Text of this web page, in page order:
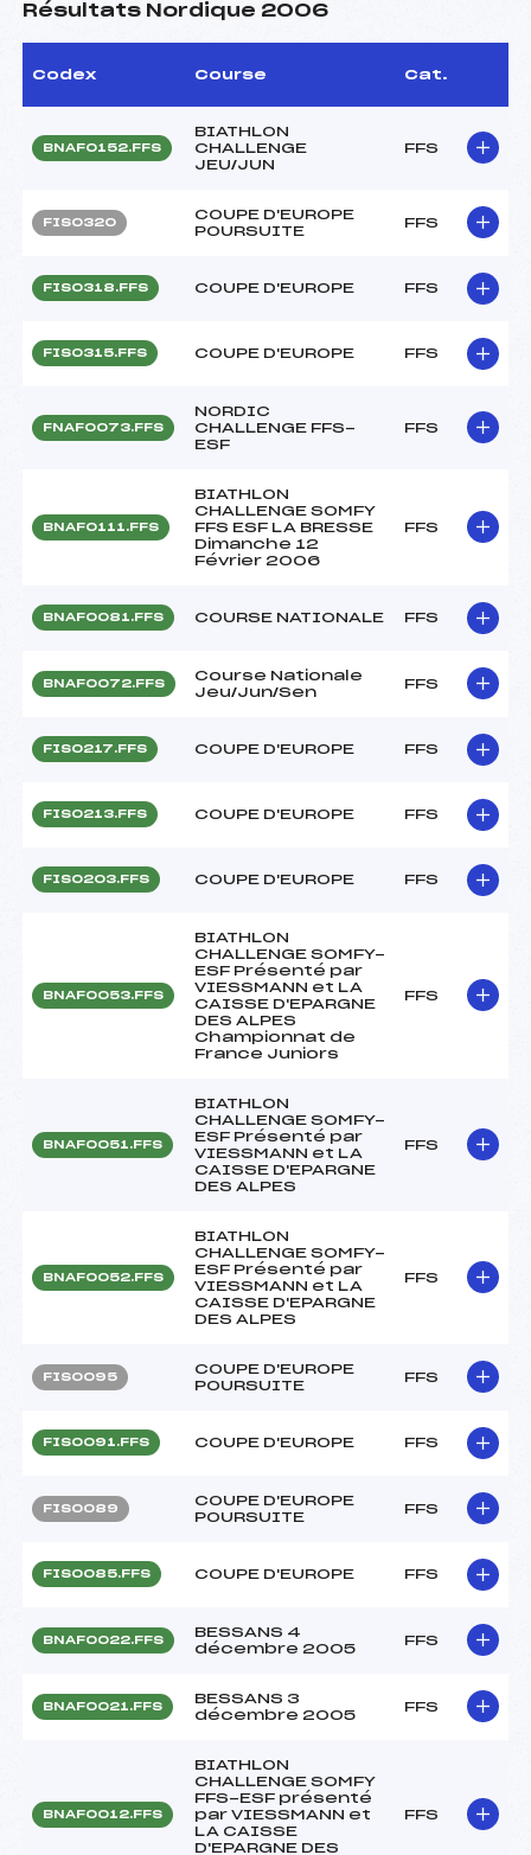
Résultats Nordique 2006
Codex Course Cat.
BNAF0152.FFS
BIATHLON
CHALLENGE
JEU/JUN
FFS
FIS0320
COUPE D'EUROPE
POURSUITE
FFS
FIS0318.FFS COUPE D'EUROPE FFS
FIS0315.FFS COUPE D'EUROPE FFS
FNAF0073.FFS
NORDIC
CHALLENGE FFS-
ESF
FFS
BNAF0111.FFS
BIATHLON
CHALLENGE SOMFY
FFS ESF LA BRESSE
Dimanche 12
Février 2006
FFS
BNAF0081.FFS COURSE NATIONALE FFS
BNAF0072.FFS
Course Nationale
Jeu/Jun/Sen
FFS
FIS0217.FFS COUPE D'EUROPE FFS
FIS0213.FFS COUPE D'EUROPE FFS
FIS0203.FFS COUPE D'EUROPE FFS
BNAF0053.FFS
BIATHLON
CHALLENGE SOMFY-
ESF Présenté par
VIESSMANN et LA
CAISSE D'EPARGNE
DES ALPES
Championnat de
France Juniors
FFS
BNAF0051.FFS
BIATHLON
CHALLENGE SOMFY-
ESF Présenté par
VIESSMANN et LA
CAISSE D'EPARGNE
DES ALPES
FFS
BNAF0052.FFS
BIATHLON
CHALLENGE SOMFY-
ESF Présenté par
VIESSMANN et LA
CAISSE D'EPARGNE
DES ALPES
FFS
FIS0095
COUPE D'EUROPE
POURSUITE
FFS
FIS0091.FFS COUPE D'EUROPE FFS
FIS0089
COUPE D'EUROPE
POURSUITE
FFS
FIS0085.FFS COUPE D'EUROPE FFS
BNAF0022.FFS
BESSANS 4
décembre 2005
FFS
BNAF0021.FFS
BESSANS 3
décembre 2005
FFS
BNAF0012.FFS
BIATHLON
CHALLENGE SOMFY
FFS-ESF présenté
par VIESSMANN et
LA CAISSE
D'EPARGNE DES
FFS